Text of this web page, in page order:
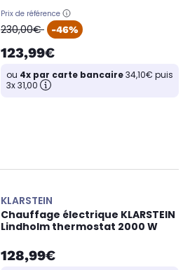
Prix de référence
oldPrice
230,00€ -46%
123,99€
ou 4x par carte bancaire34,10€ puis
3x 31,00
KLARSTEIN
Chauffage électrique KLARSTEIN
Lindholm thermostat 2000 W
128,99€